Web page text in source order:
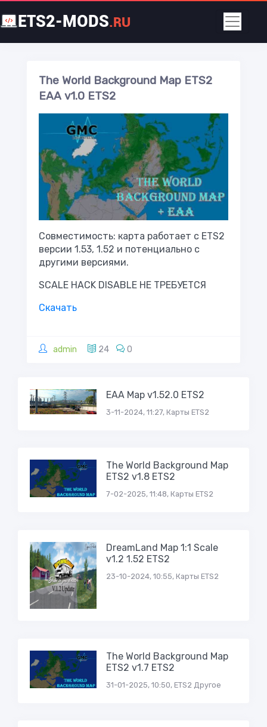
ETS2-MODS.RU
The World Background Map ETS2
EAA v1.0 ETS2
Совместимость: карта работает с ETS2
версии 1.53, 1.52 и потенциально с
другими версиями.
SCALE HACK DISABLE НЕ ТРЕБУЕТСЯ
Скачать
admin 24 0
EAA Map v1.52.0 ETS2
3-11-2024, 11:27, Карты ETS2
The World Background Map
ETS2 v1.8 ETS2
7-02-2025, 11:48, Карты ETS2
DreamLand Map 1:1 Scale
v1.2 1.52 ETS2
23-10-2024, 10:55, Карты ETS2
The World Background Map
ETS2 v1.7 ETS2
31-01-2025, 10:50, ETS2 Другое